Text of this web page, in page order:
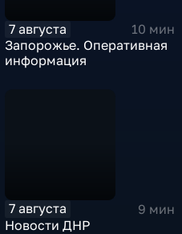
7 августа
10 мин
Запорожье. Оперативная
информация
7 августа
9 мин
Новости ДНР